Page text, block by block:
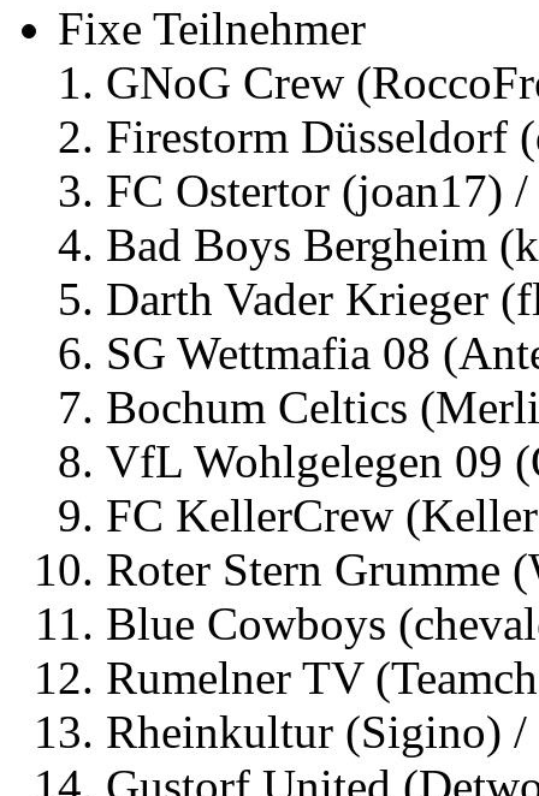
Fixe Teilnehmer
GNoG Crew
Firestorm Düsseldorf
FC Ostertor (joan17)
Bad Boys Bergheim
Darth Vader Krieger
SG Wettmafia 08
Bochum Celtics
VfL Wohlgelegen 09
FC KellerCrew
Roter Stern Grumme
Blue Cowboys
Rumelner TV
Rheinkultur (Sigino)
Gustorf United